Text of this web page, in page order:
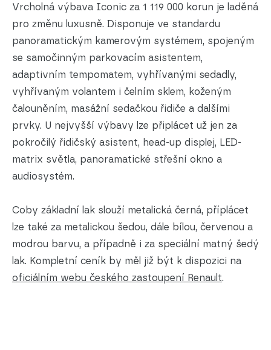
Vrcholná výbava Iconic za 1 119 000 korun je laděná
pro změnu luxusně. Disponuje ve standardu
panoramatickým kamerovým systémem, spojeným
se samočinným parkovacím asistentem,
adaptivním tempomatem, vyhřívanými sedadly,
vyhřívaným volantem i čelním sklem, koženým
čalouněním, masážní sedačkou řidiče a dalšími
prvky. U nejvyšší výbavy lze připlácet už jen za
pokročilý řidičský asistent, head-up displej, LED-
matrix světla, panoramatické střešní okno a
audiosystém.
Coby základní lak slouží metalická černá, příplácet
lze také za metalickou šedou, dále bílou, červenou a
modrou barvu, a případně i za speciální matný šedý
lak. Kompletní ceník by měl již být k dispozici na
oficiálním webu českého zastoupení Renault.